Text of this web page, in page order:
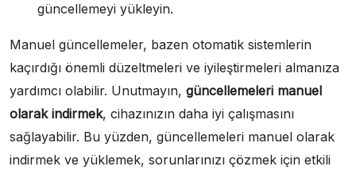
güncellemeyi yükleyin.
Manuel güncellemeler, bazen otomatik sistemlerin
kaçırdığı önemli düzeltmeleri ve iyileştirmeleri almanıza
yardımcı olabilir. Unutmayın, güncellemeleri manuel
olarak indirmek, cihazınızın daha iyi çalışmasını
sağlayabilir. Bu yüzden, güncellemeleri manuel olarak
indirmek ve yüklemek, sorunlarınızı çözmek için etkili